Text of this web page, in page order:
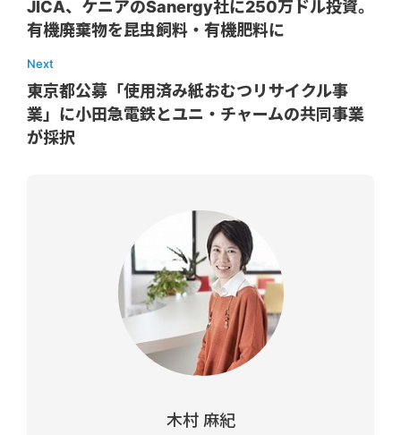
JICA、ケニアのSanergy社に250万ドル投資。
有機廃棄物を昆虫飼料・有機肥料に
Next
東京都公募「使用済み紙おむつリサイクル事
業」に小田急電鉄とユニ・チャームの共同事業
が採択
木村 麻紀